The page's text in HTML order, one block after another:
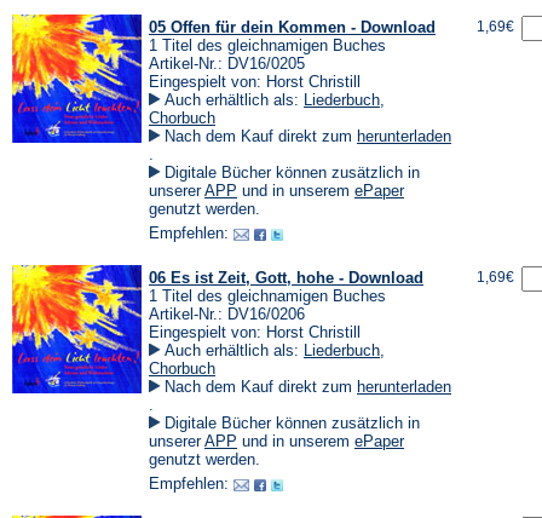
05 Offen für dein Kommen - Download
1 Titel des gleichnamigen Buches
Artikel-Nr.: DV16/0205
Eingespielt von: Horst Christill
Auch erhältlich als: Liederbuch,
Chorbuch
Nach dem Kauf direkt zum herunterladen
in
einem
neuen
Tab)
.
Digitale Bücher können zusätzlich in
unsererAPP (Öffnet
in
neuen
und in unserem ePaper(Öffnet
genutzt werden.
Empfehlen:
1,69€
06 Es ist Zeit, Gott, hohe - Download
1 Titel des gleichnamigen Buches
Artikel-Nr.: DV16/0206
Eingespielt von: Horst Christill
Auch erhältlich als: Liederbuch,
Chorbuch
Nach dem Kauf direkt zum herunterladen
in
einem
neuen
Tab)
.
Digitale Bücher können zusätzlich in
unsererAPP (Öffnet
in
neuen
und in unserem ePaper(Öffnet
genutzt werden.
Empfehlen:
1,69€